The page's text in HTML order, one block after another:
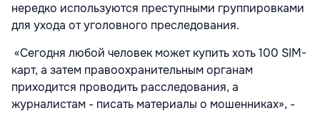
нередко используются преступными группировками
для ухода от уголовного преследования.
«Сегодня любой человек может купить хоть 100 SIM-
карт, а затем правоохранительным органам
приходится проводить расследования, а
журналистам - писать материалы о мошенниках», -